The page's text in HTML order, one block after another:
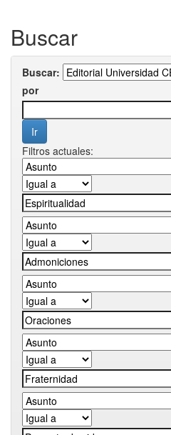
Buscar
Buscar:
por
Filtros actuales: